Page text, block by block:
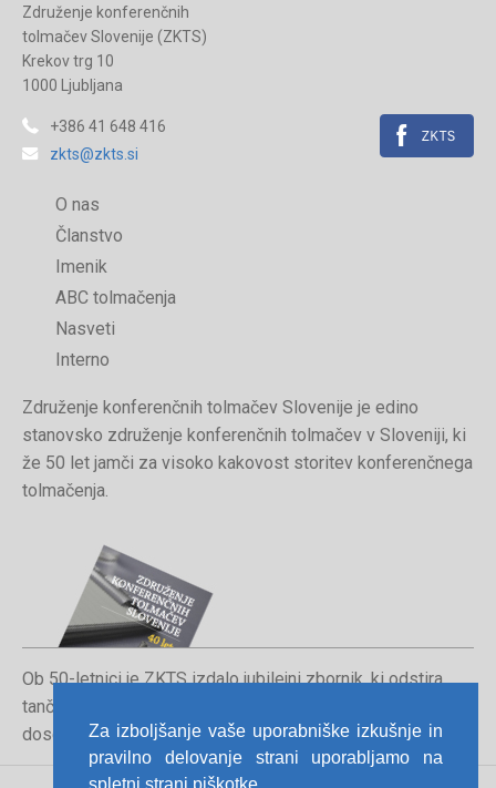
Za izboljšanje vaše uporabniške izkušnje in
pravilno delovanje strani uporabljamo na
spletni strani piškotke.
Združenje konferenčnih
tolmačev Slovenije (ZKTS)
Krekov trg 10
1000 Ljubljana
+386 41 648 416
zkts@zkts.si
O nas
Članstvo
Imenik
ABC tolmačenja
Nasveti
Interno
Združenje konferenčnih tolmačev Slovenije je edino
stanovsko združenje konferenčnih tolmačev v Sloveniji, ki
že 50 let jamči za visoko kakovost storitev konferenčnega
tolmačenja.
Ob 50-letnici je ZKTS izdalo jubilejni zbornik, ki odstira
tančice poklica konferenčnega tolmača in orisuje
dosedanjo pot združenja.